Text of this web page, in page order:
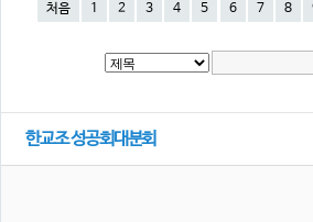
처음 1 2 3 4 5 6 7 8
한교조 성공회대분회